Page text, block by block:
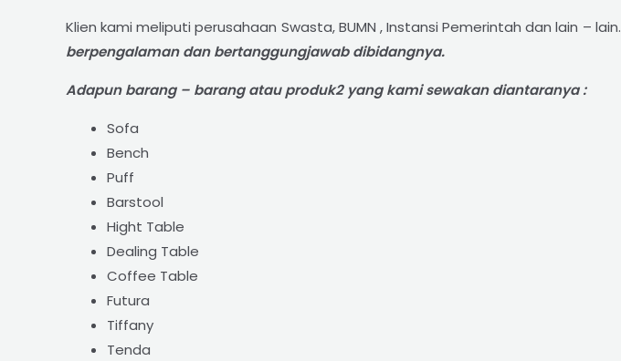
Klien kami meliputi perusahaan Swasta, BUMN , Instansi Pemerintah dan lain – lain.
berpengalaman dan bertanggungjawab dibidangnya.
Adapun barang – barang atau produk2 yang kami sewakan diantaranya :
Sofa
Bench
Puff
Barstool
Hight Table
Dealing Table
Coffee Table
Futura
Tiffany
Tenda